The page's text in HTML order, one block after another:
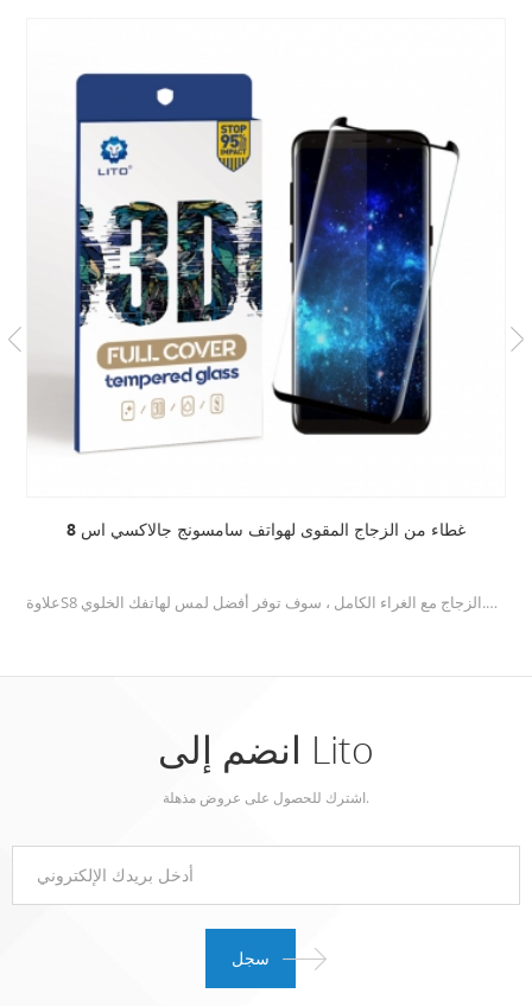
ابل اي فون 6 / 6S زائد 3D شاتيربر الشاشة الزجاج المقسى حماة
تم تصميمه خصيصًا لهاتف iPhone 6S iPhone 6. قم بتغطية حافة هاتفك إلى الحافة ، وامنح هاتفك أفضل حماية ووجه جديد تمامًا.
انضم إلى Lito
اشترك للحصول على عروض مذهلة.